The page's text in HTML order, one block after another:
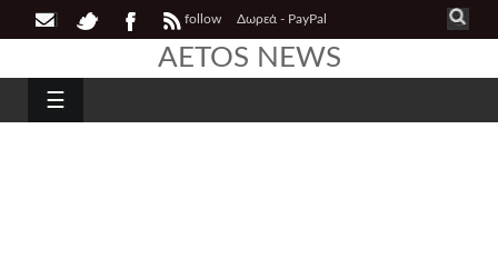
follow Δωρεά - PayPal
AETOS NEWS
☰